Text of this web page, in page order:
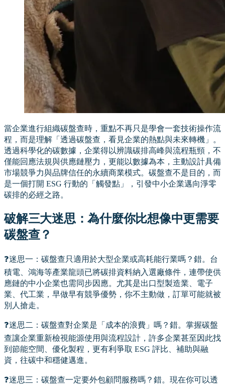
當企業進行組織碳盤查時，重點不再只是學會一套技術操作流
程，而是理解「透過碳盤查，看見企業的熱點與未來轉機」。
透過科學化的碳數據，企業得以辨識碳排高峰與流程瓶頸，不
僅能回應法規與供應鏈壓力，更能以數據為本，主動設計具備
市場競爭力與品牌信任的永續商業模式。碳盤查不是目的，而
是一個打開 ESG 行動的「觸發點」，引發中小企業邁向淨零
碳排的必經之路。
破解三大迷思：為什麼你比想像中更需要
碳盤查？
❓迷思一：碳盤查只適用於大型企業或高耗能行業嗎？錯。台
積電、鴻海等產業龍頭已將碳排資料納入選廠條件，連帶使供
應鏈的中小企業也需同步因應。尤其是出口型製造業、電子
業、代工業，早做早有競爭優勢，你不主動做，訂單可能就被
別人搶走。
❓迷思二：碳盤查對企業是「成本的浪費」嗎？錯。掌握碳盤
查讓企業重新檢視能源使用與流程設計，許多企業甚至因此找
到節能空間、優化製程，更有利爭取 ESG 評比、補助與融
資，往碳中和穩健邁進。
❓迷思三：碳盤查一定要外包顧問服務嗎？錯。現在你可以透